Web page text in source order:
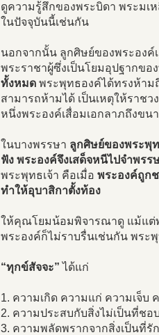
ดูความรู้สึกของพระบิดา พระม
ในปัจจุบันนี้เช่นกัน
นอกจากนั้น ลูกศิษย์ของพระองค์
พระราชาผู้ซึ่งเป็นโยมอุปฐากข
ทั้งหมด พระพุทธองค์ได้ทรงห้าม
สามารถห้ามได้ เป็นเหตุให้รา
หนึ่งพระองค์เสื่อมเอกลาภถึงข
ในบางพรรษา ลูกศิษย์ของพระพุ
ฟัง พระองค์จึงเสด็จหนีไปจำพร
พระพุทธเจ้า คือเมื่อ พระองค์ถูก
ทำให้อุบาสิกาตั้งท้อง
ให้คุณโยมน้อมพิจารณาดู แม้แต่
พระองค์ก็ไม่ราบรื่นเช่นกัน พระ
“ทุกข์สัจจะ”ได้แก่
1. ความเกิด ความแก่ ความเจ็บ
2. ความประสบกับสิ่งไม่เป็นที่ชอ
3. ความพลัดพรากจากสิ่งเป็นที่รั